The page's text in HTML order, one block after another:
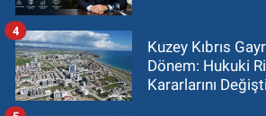
Kuzey Kıbrıs
Dönem: Hukuki
Kararlarını
4